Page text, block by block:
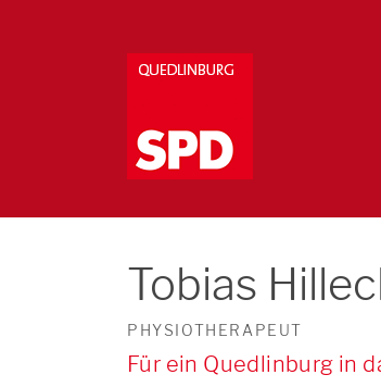
Tobias
PHYSIOTHERAPEUT
Für ein Quedlinburg in